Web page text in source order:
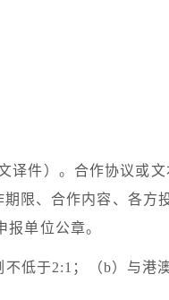
译件）。合作协议或
期限、合作内容、各方
单位公章。
不低于2:1 ；（b）与港